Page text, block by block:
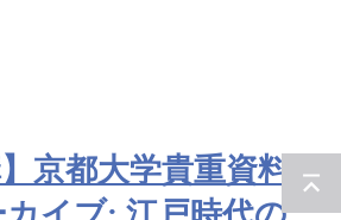
京都大学貴重資料